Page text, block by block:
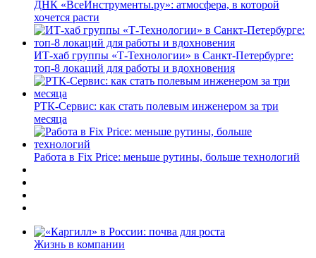
ДНК «ВсеИнструменты.ру»: атмосфера, в которой
хочется расти
ИТ-хаб группы «Т-Технологии» в Санкт-Петербурге:
топ-8 локаций для работы и вдохновения
РТК-Сервис: как стать полевым инженером за три
месяца
Работа в Fix Price: меньше рутины, больше технологий
Жизнь в компании